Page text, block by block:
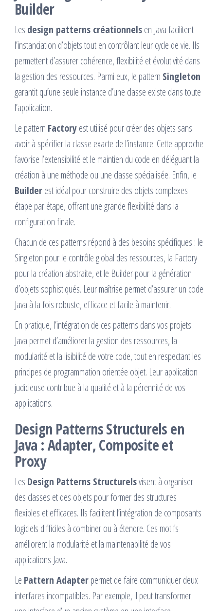
Builder
Les design patterns créationnelsen Java facilitent
l’instanciation d’objets tout en contrôlant leur cycle de vie. Ils
permettent d’assurer cohérence, flexibilité et évolutivité dans
la gestion des ressources. Parmi eux, le pattern Singleton
garantit qu’une seule instance d’une classe existe dans toute
l’application.
Le pattern Factoryest utilisé pour créer des objets sans
avoir à spécifier la classe exacte de l’instance. Cette approche
favorise l’extensibilité et le maintien du code en déléguant la
création à une méthode ou une classe spécialisée. Enfin, le
Builderest idéal pour construire des objets complexes
étape par étape, offrant une grande flexibilité dans la
configuration finale.
Chacun de ces patterns répond à des besoins spécifiques : le
Singleton pour le contrôle global des ressources, la Factory
pour la création abstraite, et le Builder pour la génération
d’objets sophistiqués. Leur maîtrise permet d’assurer un code
Java à la fois robuste, efficace et facile à maintenir.
En pratique, l’intégration de ces patterns dans vos projets
Java permet d’améliorer la gestion des ressources, la
modularité et la lisibilité de votre code, tout en respectant les
principes de programmation orientée objet. Leur application
judicieuse contribue à la qualité et à la pérennité de vos
applications.
Design Patterns Structurels en
Java : Adapter, Composite et
Proxy
Les Design Patterns Structurelsvisent à organiser
des classes et des objets pour former des structures
flexibles et efficaces. Ils facilitent l’intégration de composants
logiciels difficiles à combiner ou à étendre. Ces motifs
améliorent la modularité et la maintenabilité de vos
applications Java.
Le Pattern Adapterpermet de faire communiquer deux
interfaces incompatibles. Par exemple, il peut transformer